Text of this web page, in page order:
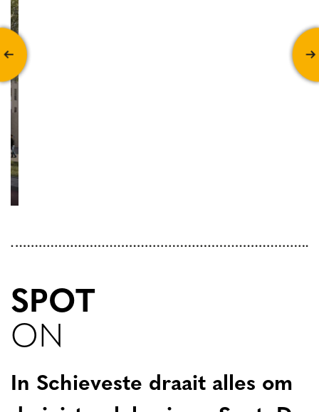
SPOT
ON
In Schieveste draait alles om